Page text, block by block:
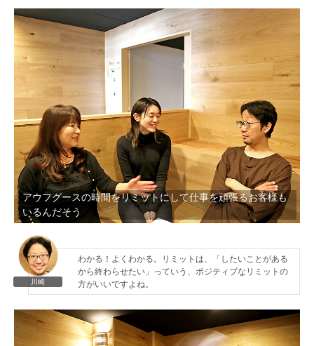
アウフグースの時間をリミットにして仕事を頑張るお客様も
いるんだそう
川崎
わかる！よくわかる。リミットは、「したいことがある
から終わらせたい」っていう、ポジティブなリミットの
方がいいですよね。